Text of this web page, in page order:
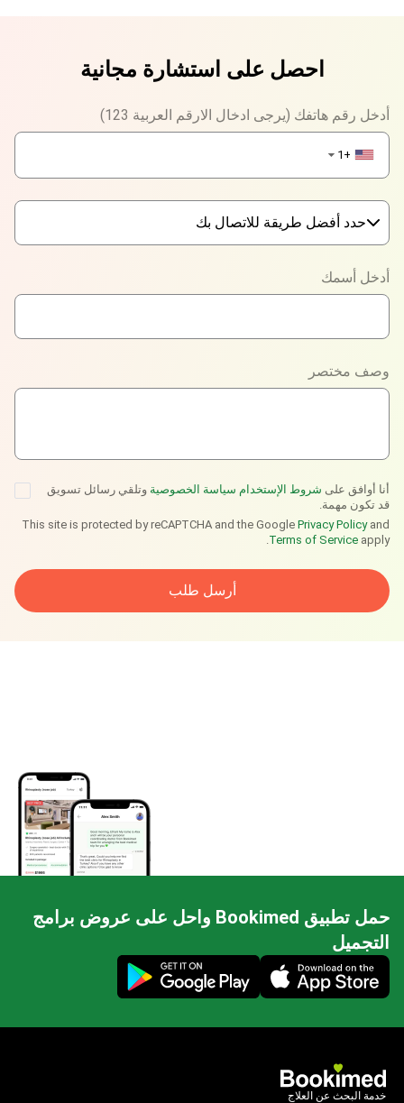
احصل على استشارة مجانية
أدخل رقم هاتفك (يرجى ادخال الارقم العربية 123)
+1
▼
حدد أفضل طريقة للاتصال بك
WhatsApp
Viber
Telegram
أدخل أسمك
وصف مختصر
أنا أوافق على شروط الإستخدام سياسة الخصوصية وتلقي رسائل تسويق
قد تكون مهمة.
This site is protected by reCAPTCHA and the Google Privacy Policyand
Terms of Service apply.
أرسل طلب
حمل تطبيق Bookimed واحل على عروض برامج
التجميل
Mobile app illustration
خدمة البحث عن العلاج